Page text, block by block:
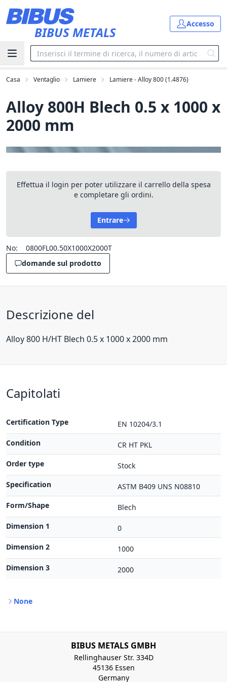
BIBUS METALS
Accesso
Casa Ventaglio Lamiere Lamiere - Alloy 800 (1.4876)
Alloy 800H Blech 0.5 x 1000 x
2000 mm
Effettua il login per poter utilizzare il carrello della spesa
e completare gli ordini.
Entrare
No:
0800FL00.50X1000X2000T
domande sul prodotto
Descrizione del
Alloy 800 H/HT Blech 0.5 x 1000 x 2000 mm
Capitolati
Certification Type
EN 10204/3.1
Condition
CR HT PKL
Order type
Stock
Specification
ASTM B409 UNS N08810
Form/Shape
Blech
Dimension 1
0
Dimension 2
1000
Dimension 3
2000
None
BIBUS METALS GMBH
Rellinghauser Str. 334D
45136 Essen
Germany